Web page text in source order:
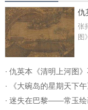
张
图
· 《大碗岛的星期天下
· 迷失在巴黎——常玉绘